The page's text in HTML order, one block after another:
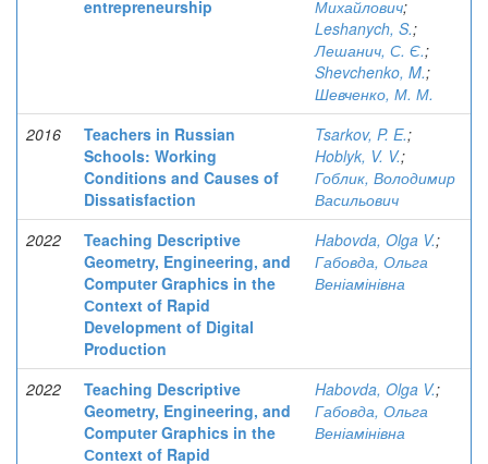
entrepreneurship
Михайлович;
Leshanych, S.;
Лешанич, С. Є.;
Shevchenko, M.;
Шевченко, М. М.
2016
Teachers in Russian
Schools: Working
Conditions and Causes of
Dissatisfaction
Tsarkov, P. E.;
Hoblyk, V. V.;
Гоблик, Володимир
Васильович
2022
Teaching Descriptive
Geometry, Engineering, and
Computer Graphics in the
Сontext of Rapid
Development of Digital
Production
Habovda, Olga V.;
Габовда, Ольга
Веніамінівна
2022
Teaching Descriptive
Geometry, Engineering, and
Computer Graphics in the
Сontext of Rapid
Habovda, Olga V.;
Габовда, Ольга
Веніамінівна